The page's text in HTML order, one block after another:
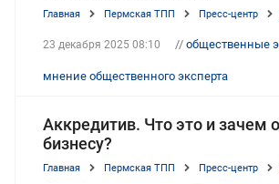
Главная Пермская ТПП Пресс-центр
23 декабря 2025 08:10 // общественные
мнение общественного эксперта
Аккредитив. Что это и зачем
бизнесу?
Главная Пермская ТПП Пресс-центр